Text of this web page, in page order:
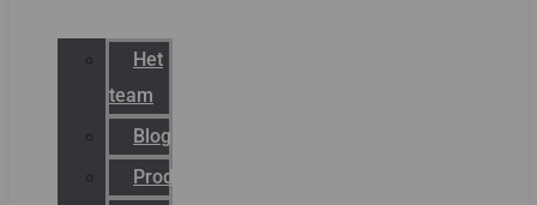
Het
team
Blog
Productnieuws